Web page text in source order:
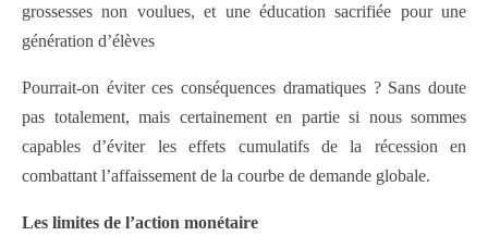
grossesses non voulues, et une éducation sacrifiée pour une
génération d’élèves
Pourrait-on éviter ces conséquences dramatiques ? Sans doute
pas totalement, mais certainement en partie si nous sommes
capables d’éviter les effets cumulatifs de la récession en
combattant l’affaissement de la courbe de demande globale.
Les limites de l’action monétaire